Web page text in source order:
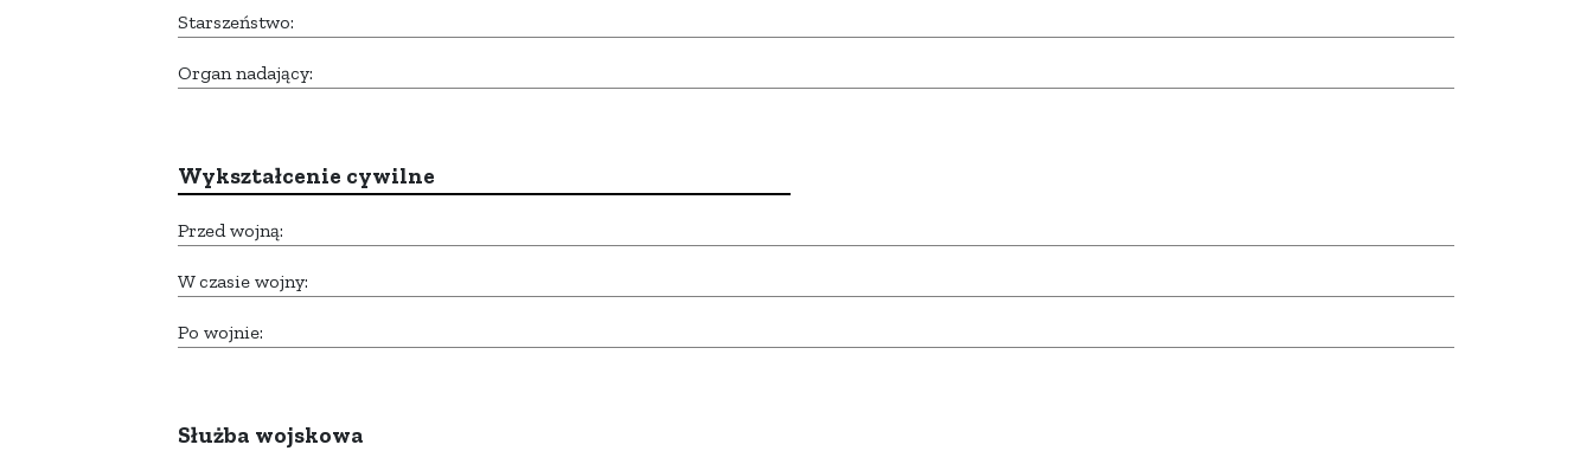
Starszeństwo:
Organ nadający:
Wykształcenie cywilne
Przed wojną:
W czasie wojny:
Po wojnie:
Służba wojskowa